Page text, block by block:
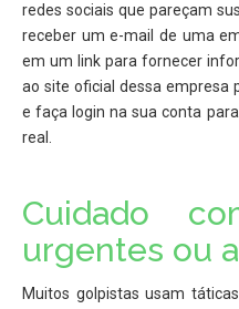
redes sociais que pareçam
receber um e-mail de uma
em um link para fornecer
ao site oficial dessa empresa
e faça login na sua conta
real.
Cuidado
urgentes ou
Muitos golpistas usam